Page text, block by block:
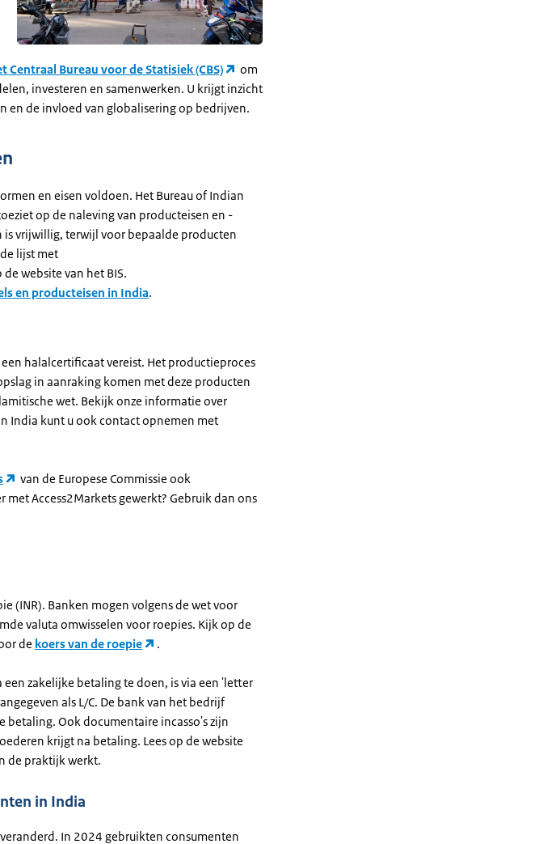
Bureau voor de Statisiek (CBS)
om
investeren en samenwerken. U krijgt inzicht
en de invloed van globalisering op bedrijven.
en eisen voldoen. Het Bureau of Indian
op de naleving van producteisen en -
is vrijwillig, terwijl voor bepaalde producten
lijst met
de website van het BIS.
en producteisen in India.
halalcertificaat vereist. Het productieproces
in aanraking komen met deze producten
wet. Bekijk onze informatie over
India kunt u ook contact opnemen met
van de Europese Commissie ook
Access2Markets gewerkt? Gebruik dan ons
(INR). Banken mogen volgens de wet voor
valuta omwisselen voor roepies. Kijk op de
de koers van de roepie .
zakelijke betaling te doen, is via een 'letter
als L/C. De bank van het bedrijf
betaling. Ook documentaire incasso's zijn
krijgt na betaling. Lees op de website
de praktijk werkt.
in India
In 2024 gebruikten consumenten